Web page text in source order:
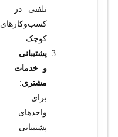
تلفنی در
کسب‌وکارهای
کوچک.
پشتیبانی
و خدمات
مشتری:
برای
واحدهای
پشتیبانی